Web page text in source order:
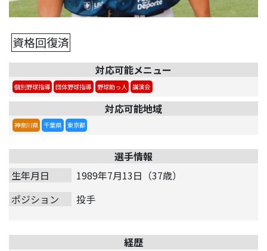
資格回復済
対応可能メニュー
個別野球指導 団体野球指導 野球助っ人 講演会
対応可能地域
神奈川県 千葉県 東京都
選手情報
生年月日
1989年7月13日（37歳）
ポジション
投手
経歴